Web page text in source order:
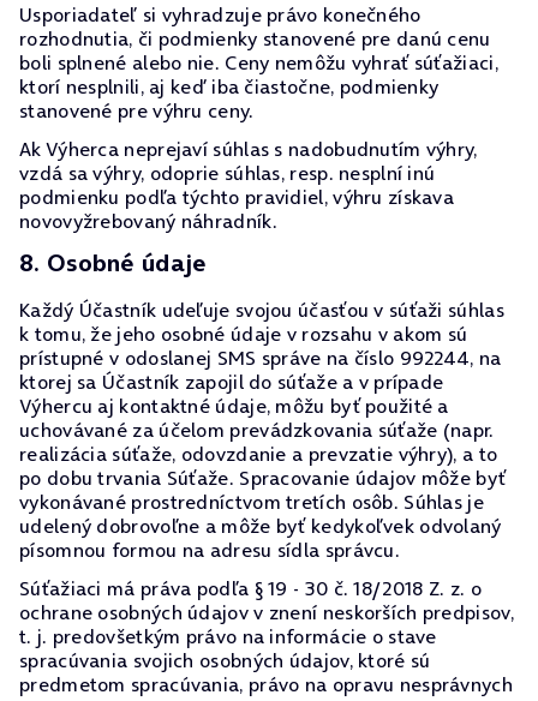
Usporiadateľ si vyhradzuje právo konečného
rozhodnutia, či podmienky stanovené pre danú cenu
boli splnené alebo nie. Ceny nemôžu vyhrať súťažiaci,
ktorí nesplnili, aj keď iba čiastočne, podmienky
stanovené pre výhru ceny.
Ak Výherca neprejaví súhlas s nadobudnutím výhry,
vzdá sa výhry, odoprie súhlas, resp. nesplní inú
podmienku podľa týchto pravidiel, výhru získava
novovyžrebovaný náhradník.
8. Osobné údaje
Každý Účastník udeľuje svojou účasťou v súťaži súhlas
k tomu, že jeho osobné údaje v rozsahu v akom sú
prístupné v odoslanej SMS správe na číslo 992244, na
ktorej sa Účastník zapojil do súťaže a v prípade
Výhercu aj kontaktné údaje, môžu byť použité a
uchovávané za účelom prevádzkovania súťaže (napr.
realizácia súťaže, odovzdanie a prevzatie výhry), a to
po dobu trvania Súťaže. Spracovanie údajov môže byť
vykonávané prostredníctvom tretích osôb. Súhlas je
udelený dobrovoľne a môže byť kedykoľvek odvolaný
písomnou formou na adresu sídla správcu.
Súťažiaci má práva podľa § 19 - 30 č. 18/2018 Z. z. o
ochrane osobných údajov v znení neskorších predpisov,
t. j. predovšetkým právo na informácie o stave
spracúvania svojich osobných údajov, ktoré sú
predmetom spracúvania, právo na opravu nesprávnych